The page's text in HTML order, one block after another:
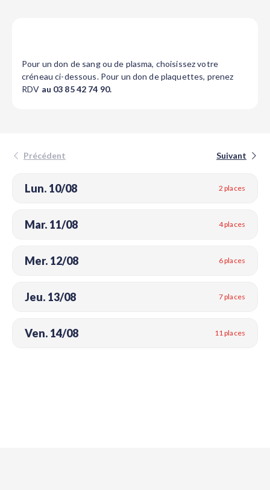
Pour un don de sang ou de plasma, choisissez votre
créneau ci-dessous. Pour un don de plaquettes, prenez
RDV au 03 85 42 74 90.
Lun. 10/08 2 places
Mar. 11/08 4 places
Mer. 12/08 6 places
Jeu. 13/08 7 places
Ven. 14/08 11 places
Précédent Suivant